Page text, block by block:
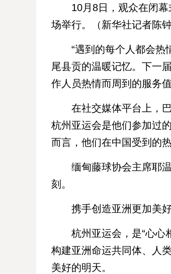
10月8日，观众在闭幕
场举行。（新华社记者陈钟
“遇到的每个人都会热情
尾县贡的温暖记忆。下一
作人员热情而周到的服务
在社交媒体平台上，巴
杭州亚运会是他们参加过
而言，他们在中国受到的
缅甸藤球协会主席耶温
刻。
携手创造亚洲更加美
杭州亚运会，是“心心相
构建亚洲命运共同体、人
美好的明天。